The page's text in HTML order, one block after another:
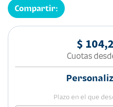
Compartir:
$
Cuotas
Plazo en el que